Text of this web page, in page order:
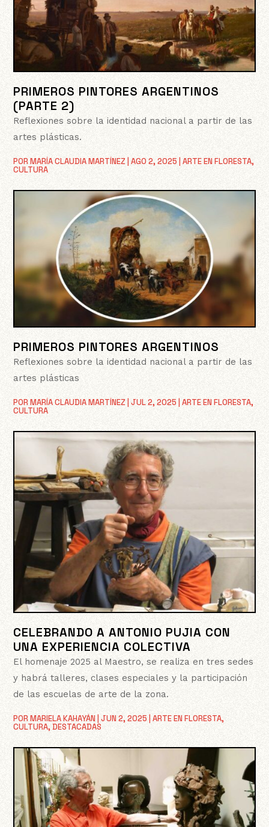
PRIMEROS PINTORES ARGENTINOS
(PARTE 2)
PORMARÍA CLAUDIA MARTÍNEZ |AGO 2, 2025 |ARTE EN FLORESTA,
CULTURA
Reflexiones sobre la identidad nacional a partir de las
artes plásticas.
PRIMEROS PINTORES ARGENTINOS
PORMARÍA CLAUDIA MARTÍNEZ |JUL 2, 2025 |ARTE EN FLORESTA,
CULTURA
Reflexiones sobre la identidad nacional a partir de las
artes plásticas
CELEBRANDO A ANTONIO PUJIA CON
UNA EXPERIENCIA COLECTIVA
PORMARIELA KAHAYÁN |JUN 2, 2025 |ARTE EN FLORESTA,
CULTURA,DESTACADAS
El homenaje 2025 al Maestro, se realiza en tres sedes
y habrá talleres, clases especiales y la participación
de las escuelas de arte de la zona.